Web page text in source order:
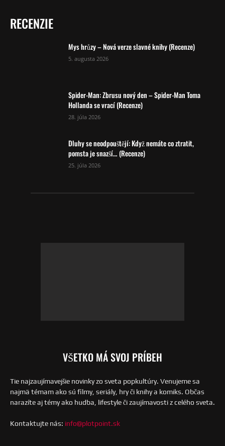
RECENZIE
Mys hrůzy – Nová verze slavné knihy (Recenze)
5. augusta 2026
Spider-Man: Zbrusu nový den – Spider-Man Toma
Hollanda se vrací (Recenze)
28. júla 2026
Dluhy se neodpouštějí: Když nemáte co ztratit,
pomsta je snazší… (Recenze)
25. júla 2026
VŠETKO MÁ SVOJ PRÍBEH
Tie najzaujímavejšie novinky zo sveta popkultúry. Venujeme sa
najmä témam ako sú filmy, seriály, hry či knihy a komiks. Občas
narazíte aj témy ako hudba, lifestyle či zaujímavosti z celého sveta.
Kontaktujte nás: info@plotpoint.sk